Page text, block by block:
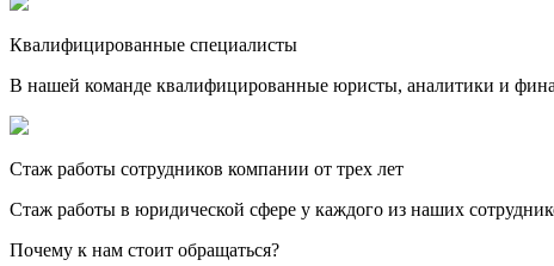
Квалифицированные специалисты
В нашей команде квалифицированные юристы, аналитики и
Стаж работы сотрудников компании от трех лет
Стаж работы в юридической сфере у каждого из наших
Почему к нам стоит обращаться?